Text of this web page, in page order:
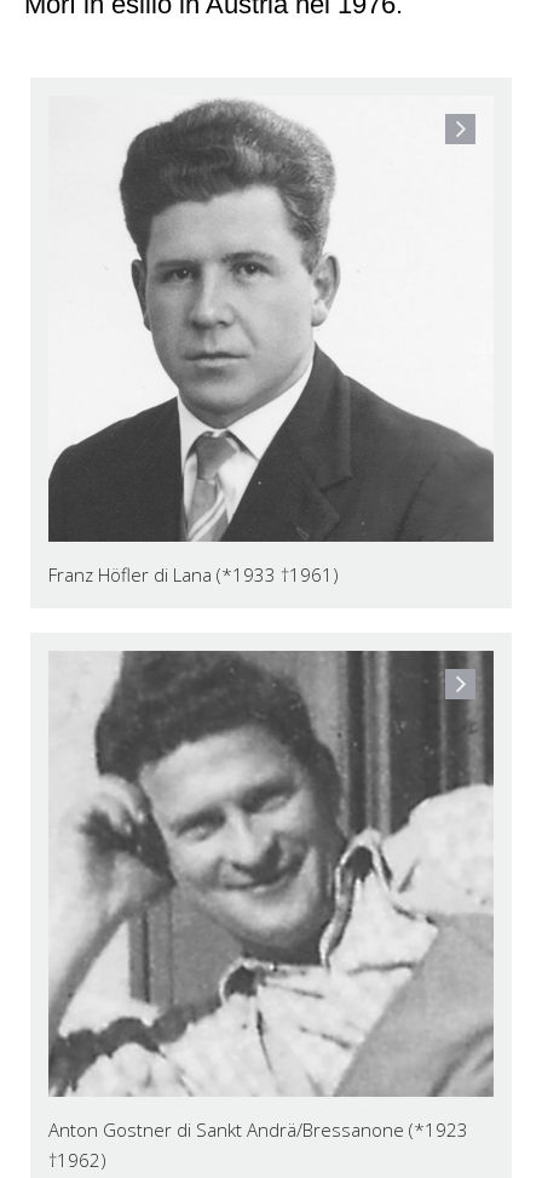
Franz Höfler di Lana (*1933 †1961)
Anton Gostner di Sankt Andrä/Bressanone (*1923
†1962)